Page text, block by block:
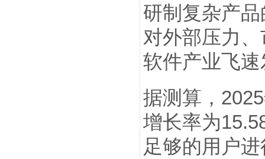
研制复杂产品
对外部压力
软件产业飞
据测算，
增长率为
足够的用户